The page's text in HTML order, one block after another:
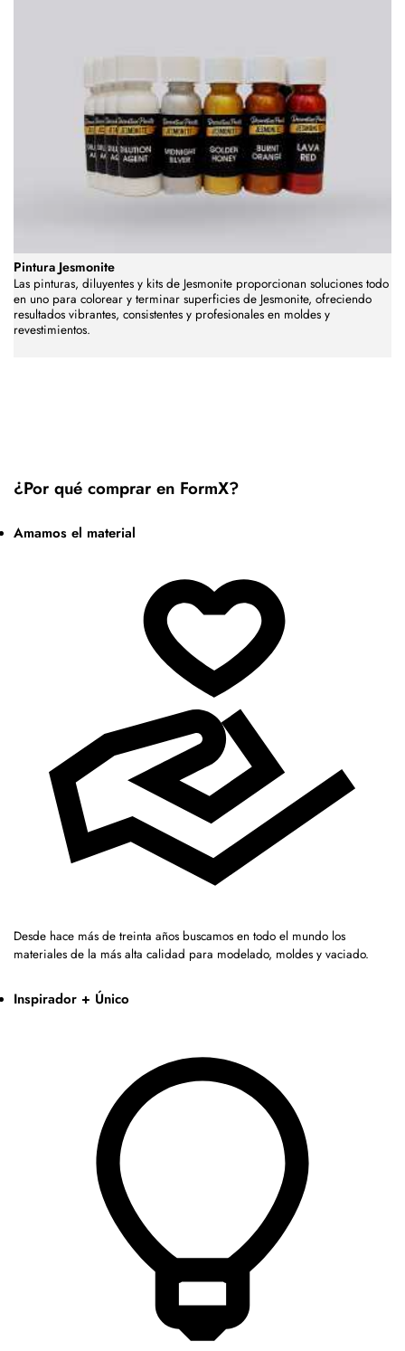
Pintura Jesmonite
Las pinturas, diluyentes y kits de Jesmonite proporcionan soluciones todo
en uno para colorear y terminar superficies de Jesmonite, ofreciendo
resultados vibrantes, consistentes y profesionales en moldes y
revestimientos.
¿Por qué comprar en FormX?
Amamos el material
Desde hace más de treinta años buscamos en todo el mundo los
materiales de la más alta calidad para modelado, moldes y vaciado.
Inspirador + Único